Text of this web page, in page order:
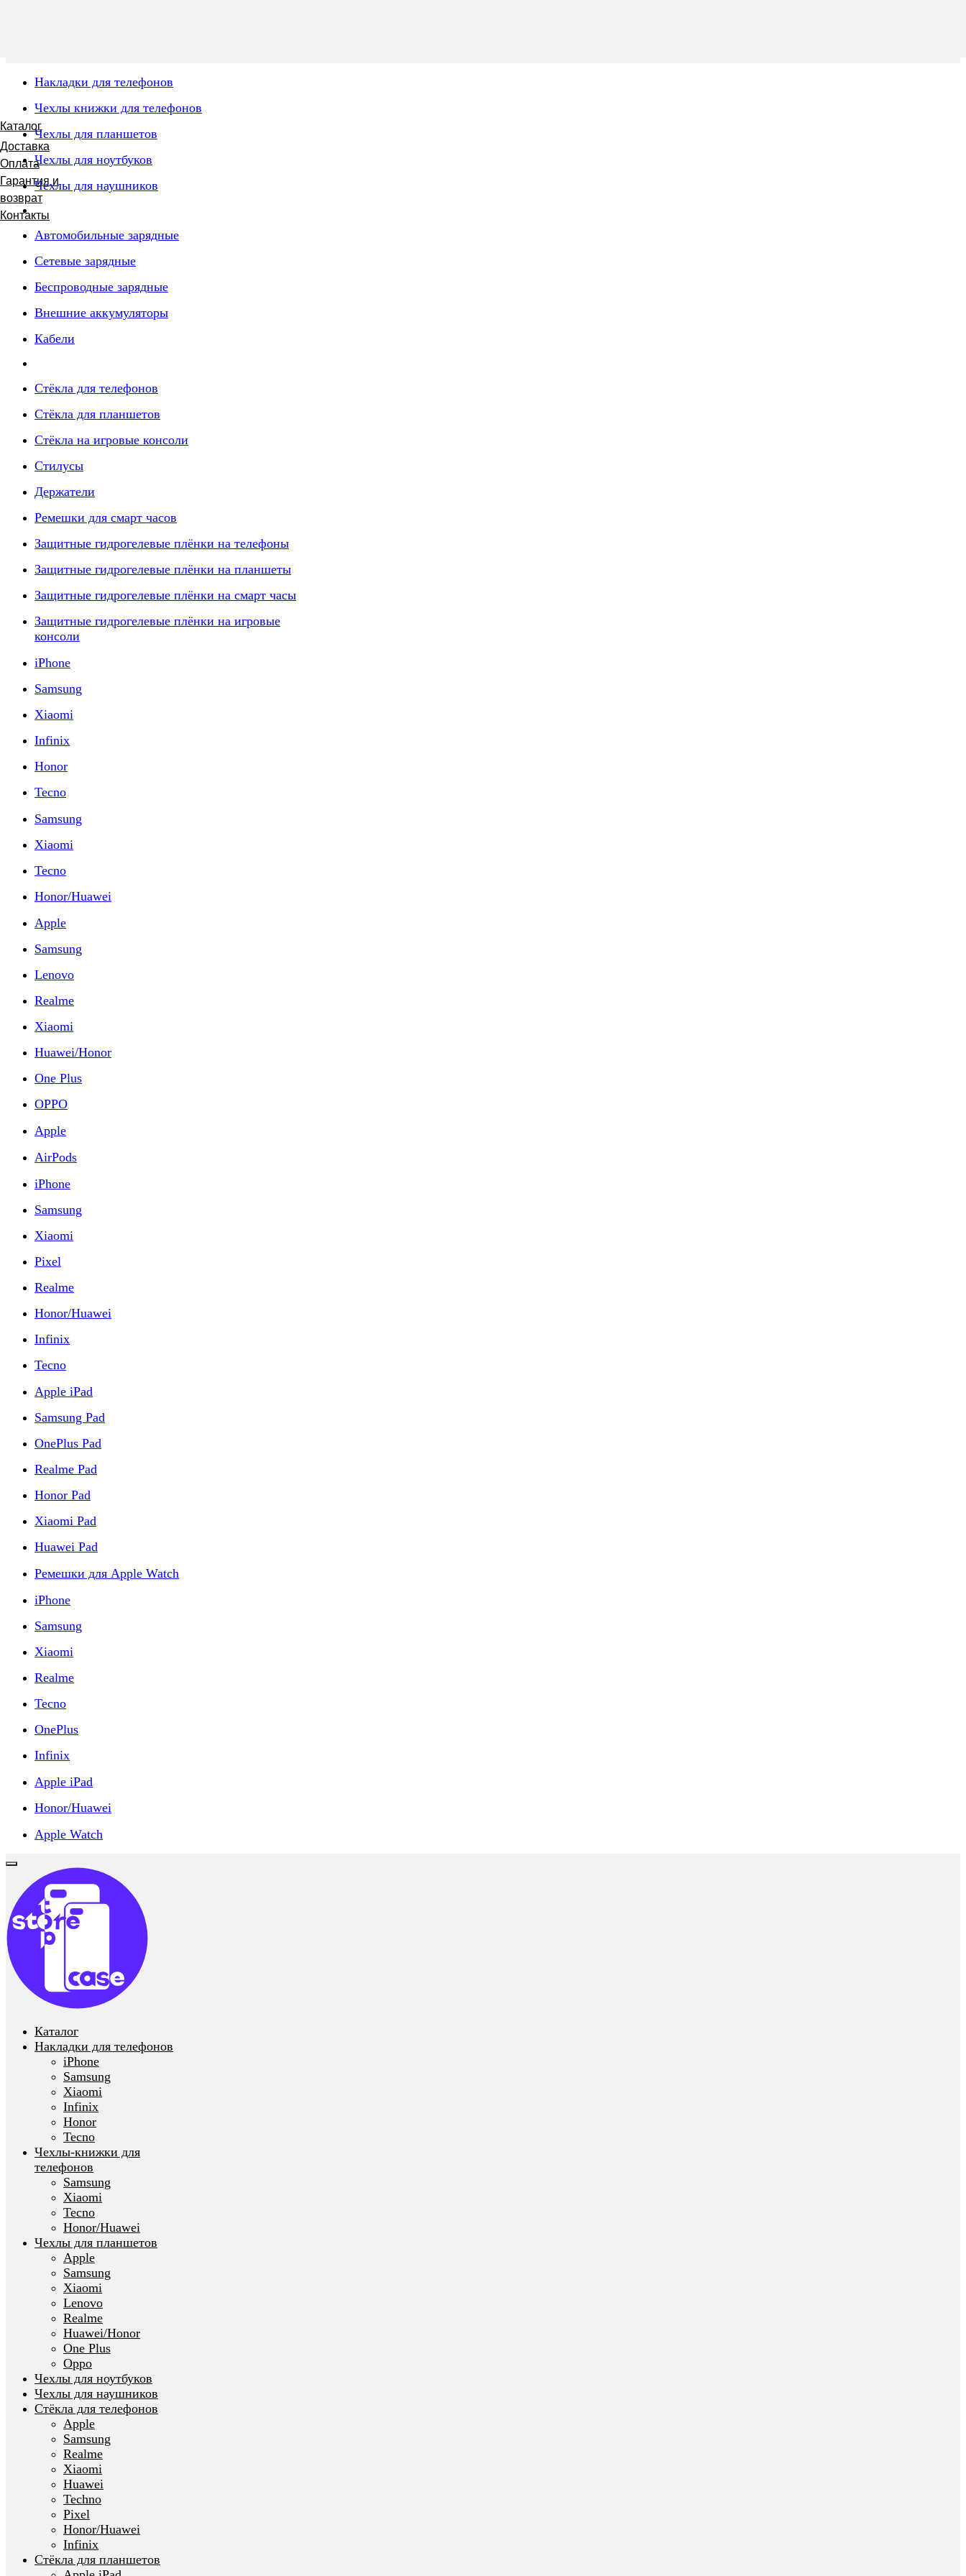
Каталог
Доставка
Оплата
Гарантия и
возврат
Контакты
Накладки для телефонов
Чехлы книжки для телефонов
Чехлы для планшетов
Чехлы для ноутбуков
Чехлы для наушников
Автомобильные зарядные
Сетевые зарядные
Беспроводные зарядные
Внешние аккумуляторы
Кабели
Стёкла для телефонов
Стёкла для планшетов
Стёкла на игровые консоли
Стилусы
Держатели
Ремешки для смарт часов
Защитные гидрогелевые плёнки на телефоны
Защитные гидрогелевые плёнки на планшеты
Защитные гидрогелевые плёнки на смарт часы
Защитные гидрогелевые плёнки на игровые
консоли
iPhone
Samsung
Xiaomi
Infinix
Honor
Tecno
Samsung
Xiaomi
Tecno
Honor/Huawei
Apple
Samsung
Lenovo
Realme
Xiaomi
Huawei/Honor
One Plus
OPPO
Apple
AirPods
iPhone
Samsung
Xiaomi
Pixel
Realme
Honor/Huawei
Infinix
Tecno
Apple iPad
Samsung Pad
OnePlus Pad
Realme Pad
Honor Pad
Xiaomi Pad
Huawei Pad
Ремешки для Apple Watch
iPhone
Samsung
Xiaomi
Realme
Tecno
OnePlus
Infinix
Apple iPad
Honor/Huawei
Apple Watch
Каталог
Накладки для телефонов
iPhone
Samsung
Xiaomi
Infinix
Honor
Tecno
Чехлы-книжки для
телефонов
Samsung
Xiaomi
Tecno
Honor/Huawei
Чехлы для планшетов
Apple
Samsung
Xiaomi
Lenovo
Realme
Huawei/Honor
One Plus
Oppo
Чехлы для ноутбуков
Чехлы для наушников
Стёкла для телефонов
Apple
Samsung
Realme
Xiaomi
Huawei
Techno
Pixel
Honor/Huawei
Infinix
Стёкла для планшетов